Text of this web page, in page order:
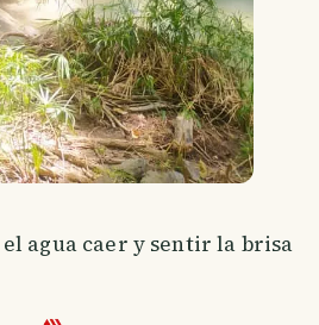
agua caer y sentir la brisa